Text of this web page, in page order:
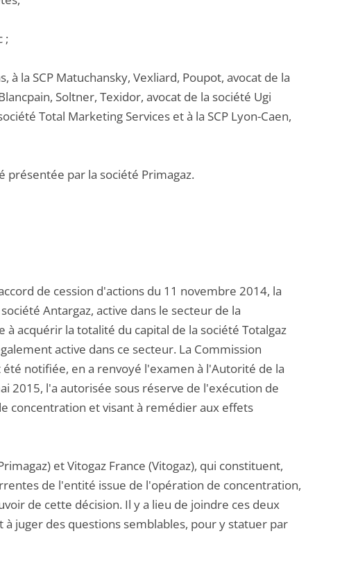
;
la SCP Matuchansky, Vexliard, Poupot, avocat de la
Soltner, Texidor, avocat de la société Ugi
Total Marketing Services et à la SCP Lyon-Caen,
par la société Primagaz.
de cession d'actions du 11 novembre 2014, la
Antargaz, active dans le secteur de la
acquérir la totalité du capital de la société Totalgaz
active dans ce secteur. La Commission
notifiée, en a renvoyé l'examen à l'Autorité de la
2015, l'a autorisée sous réserve de l'exécution de
concentration et visant à remédier aux effets
et Vitogaz France (Vitogaz), qui constituent,
de l'entité issue de l'opération de concentration,
de cette décision. Il y a lieu de joindre ces deux
juger des questions semblables, pour y statuer par